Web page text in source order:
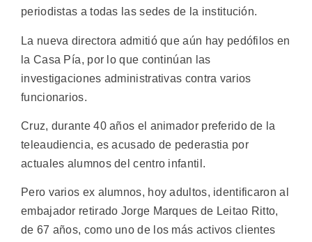
periodistas a todas las sedes de la institución.
La nueva directora admitió que aún hay pedófilos en
la Casa Pía, por lo que continúan las
investigaciones administrativas contra varios
funcionarios.
Cruz, durante 40 años el animador preferido de la
teleaudiencia, es acusado de pederastia por
actuales alumnos del centro infantil.
Pero varios ex alumnos, hoy adultos, identificaron al
embajador retirado Jorge Marques de Leitao Ritto,
de 67 años, como uno de los más activos clientes